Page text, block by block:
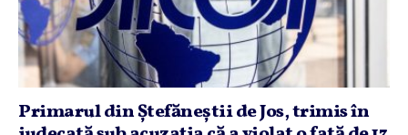
Primarul din Ştefăneştii de Jos, trimis în